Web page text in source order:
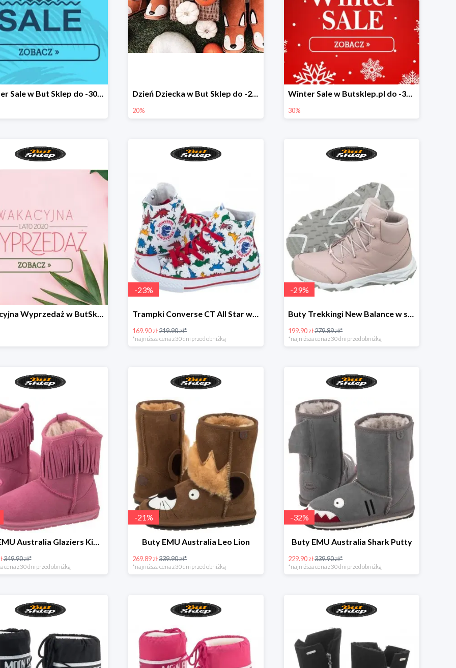
Summer Sale w But Sklep do -30% Dzień Dziecka w But Sklep do -20%
20%
Winter Sale w Butsklep.pl do -30%
30%
Wakacyjna Wyprzedaż w ButSklep.pl do -25
-23%
Trampki Converse CT All Star w super cenie
169.90 zł219.90 zł*
*najniższa cena z 30 dni przed obniżką
-29%
Buty Trekkingi New Balance w super cenie
199.90 zł279.89 zł*
*najniższa cena z 30 dni przed obniżką
Buty EMU Australia Glaziers Kids Bubblegum
349.90 zł*
cena z 30 dni przed obniżką
-21%
Buty EMU Australia Leo Lion
269.89 zł339.90 zł*
*najniższa cena z 30 dni przed obniżką
-32%
Buty EMU Australia Shark Putty
229.90 zł339.90 zł*
*najniższa cena z 30 dni przed obniżką